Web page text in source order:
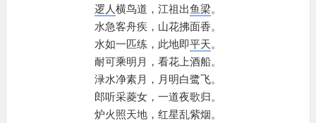
逻人横鸟道， 江祖出鱼梁。
水急客舟疾， 山花拂面香。
水如一匹练， 此地即平天。
耐可乘明月， 看花上酒船。
渌水净素月， 月明白鹭飞。
郎听采菱女， 一道夜歌归。
炉火照天地， 红星乱紫烟。